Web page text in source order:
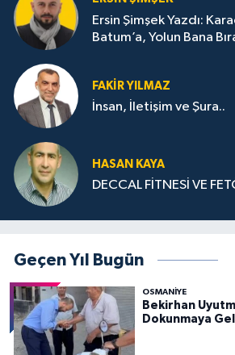
Ersin Şimşek Yazdı:
Batum’a, Yolun Bana
FAKIR YILMAZ
İnsan, İletişim ve Şura..
HASAN KAYA
DECCAL FİTNESİ VE
Geçen Yıl Bugün
OSMANIYE
Bekirhan
Dokunmaya